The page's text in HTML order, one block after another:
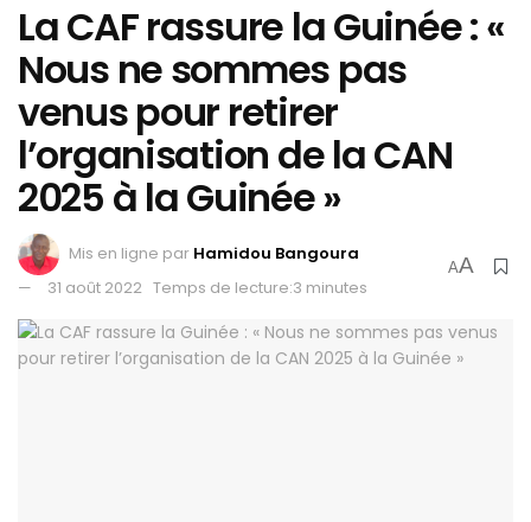
La CAF rassure la Guinée : «
Nous ne sommes pas
venus pour retirer
l’organisation de la CAN
2025 à la Guinée »
Mis en ligne par Hamidou Bangoura
31 août 2022 Temps de lecture:3 minutes
AA